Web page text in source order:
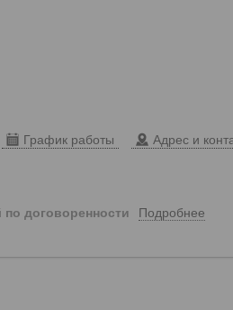
График работы Адрес и
по договоренности Подробнее